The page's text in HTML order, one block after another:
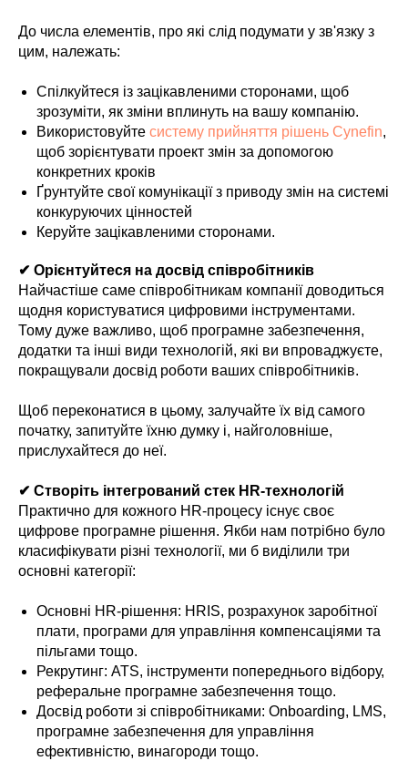
До числа елементів, про які слід подумати у зв'язку з
цим, належать:
Спілкуйтеся із зацікавленими сторонами, щоб
зрозуміти, як зміни вплинуть на вашу компанію.
Використовуйте систему прийняття рішень Cynefin,
щоб зорієнтувати проект змін за допомогою
конкретних кроків
Ґрунтуйте свої комунікації з приводу змін на системі
конкуруючих цінностей
Керуйте зацікавленими сторонами.
✔ Орієнтуйтеся на досвід співробітників
Найчастіше саме співробітникам компанії доводиться
щодня користуватися цифровими інструментами.
Тому дуже важливо, щоб програмне забезпечення,
додатки та інші види технологій, які ви впроваджуєте,
покращували досвід роботи ваших співробітників.
Щоб переконатися в цьому, залучайте їх від самого
початку, запитуйте їхню думку і, найголовніше,
прислухайтеся до неї.
✔ Створіть інтегрований стек HR-технологій
Практично для кожного HR-процесу існує своє
цифрове програмне рішення. Якби нам потрібно було
класифікувати різні технології, ми б виділили три
основні категорії:
Основні HR-рішення: HRIS, розрахунок заробітної
плати, програми для управління компенсаціями та
пільгами тощо.
Рекрутинг: ATS, інструменти попереднього відбору,
реферальне програмне забезпечення тощо.
Досвід роботи зі співробітниками: Onboarding, LMS,
програмне забезпечення для управління
ефективністю, винагороди тощо.